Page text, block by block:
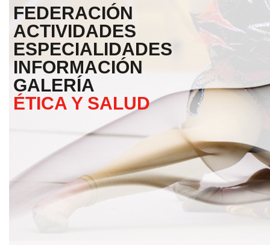
FEDERACIÓN
ACTIVIDADES
ESPECIALIDADES
INFORMACIÓN
GALERÍA
ÉTICA Y SALUD